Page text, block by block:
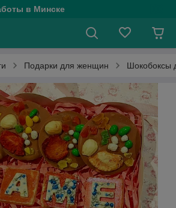
в Минске
Подарки для женщин Шокобоксы